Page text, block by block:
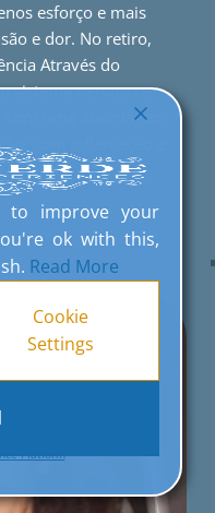
esforço e mais
e dor. No retiro,
Através do
sistema nervoso e
uma abordagem
com inflamação e
to improve your
ok with this,
Read More
Cookie
Settings
Platform